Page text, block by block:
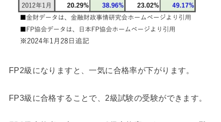
FP2級になりますと、一気に合格率が下がります。
FP3級に合格することで、2級試験の受験ができます。